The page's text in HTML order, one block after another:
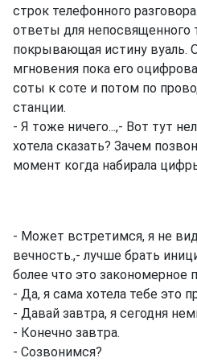
строк телефонного
ответы для непосвященного
покрывающая истину вуаль.
мгновения пока его
соты к соте и потом по
станции.
- Я тоже ничего...,- Вот тут
хотела сказать? Зачем
момент когда набирала
- Может встретимся, я не
вечность.,- лучше брать
более что это закономерное
- Да, я сама хотела тебе это
- Давай завтра, я сегодня
- Конечно завтра.
- Созвонимся?